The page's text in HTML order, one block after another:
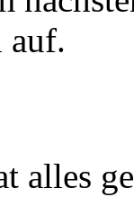
auf.
alles